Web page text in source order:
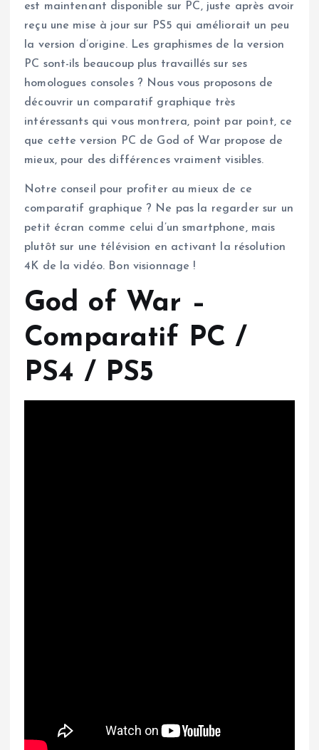
est maintenant disponible sur PC, juste après avoir
reçu une mise à jour sur PS5 qui améliorait un peu
la version d’origine. Les graphismes de la version
PC sont-ils beaucoup plus travaillés sur ses
homologues consoles ? Nous vous proposons de
découvrir un comparatif graphique très
intéressants qui vous montrera, point par point, ce
que cette version PC de God of War propose de
mieux, pour des différences vraiment visibles.
Notre conseil pour profiter au mieux de ce
comparatif graphique ? Ne pas la regarder sur un
petit écran comme celui d’un smartphone, mais
plutôt sur une télévision en activant la résolution
4K de la vidéo. Bon visionnage !
God of War –
Comparatif PC /
PS4 / PS5